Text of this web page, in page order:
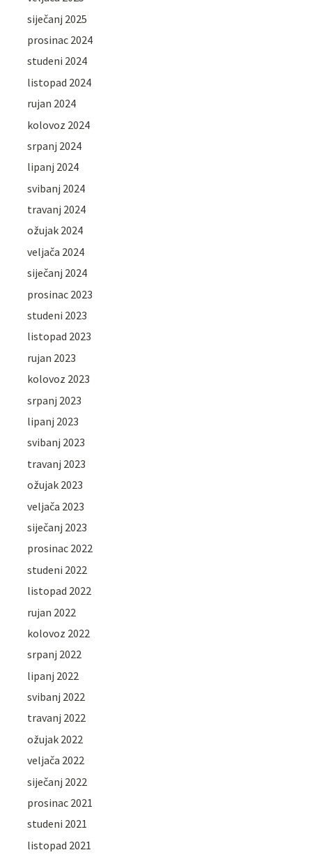
siječanj 2025
prosinac 2024
studeni 2024
listopad 2024
rujan 2024
kolovoz 2024
srpanj 2024
lipanj 2024
svibanj 2024
travanj 2024
ožujak 2024
veljača 2024
siječanj 2024
prosinac 2023
studeni 2023
listopad 2023
rujan 2023
kolovoz 2023
srpanj 2023
lipanj 2023
svibanj 2023
travanj 2023
ožujak 2023
veljača 2023
siječanj 2023
prosinac 2022
studeni 2022
listopad 2022
rujan 2022
kolovoz 2022
srpanj 2022
lipanj 2022
svibanj 2022
travanj 2022
ožujak 2022
veljača 2022
siječanj 2022
prosinac 2021
studeni 2021
listopad 2021